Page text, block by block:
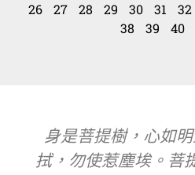
26
27 28 29 30 31 32
38
39 40
身是菩提樹，心如
拭，勿使惹塵埃。菩